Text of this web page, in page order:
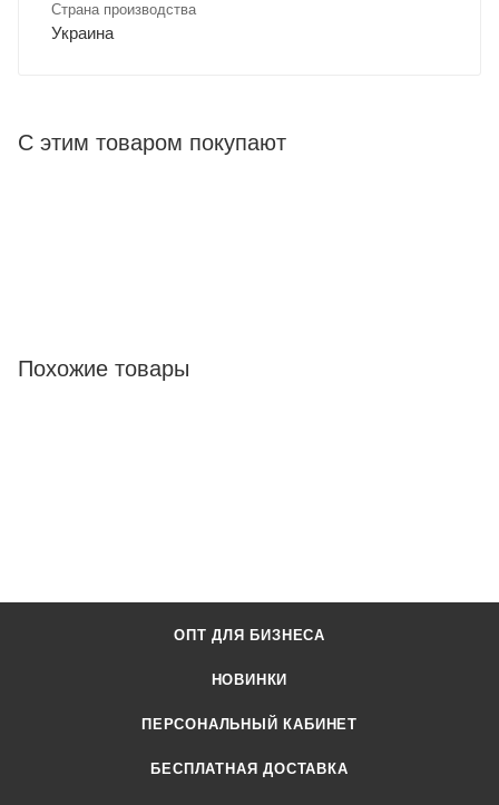
Страна производства
Украина
С этим товаром покупают
Похожие товары
ОПТ ДЛЯ БИЗНЕСА
НОВИНКИ
ПЕРСОНАЛЬНЫЙ КАБИНЕТ
БЕСПЛАТНАЯ ДОСТАВКА